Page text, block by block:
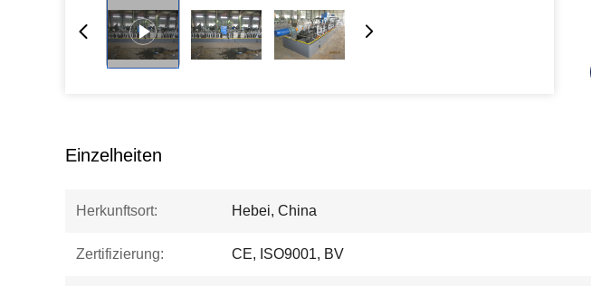
Einzelheiten
Herkunftsort: Hebei, China
Zertifizierung: CE, ISO9001, BV